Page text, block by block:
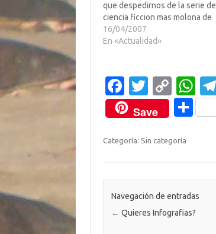
que despedirnos de la serie de
ciencia ficcion mas molona de
estos ultimos 10 a? STARGATE
SG-1, ya que los encorbatados -
decidido que…
16/04/2007
En «Actualidad»
Fa
c
e
b
k
T
w
it
te
C
o
p
y
k
W
h
at
p
Save
C
ti
r
Categoría: Sin categoría
Navegación de entradas
← Quieres Infografias?